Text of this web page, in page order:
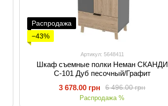
Распродажа
−43%
Артикул: 5648411
Шкаф съемные полки Неман СКАНДИ
С-101 Дуб песочный/Графит
6 496.00 грн
3 678.00 грн
Распродажа %